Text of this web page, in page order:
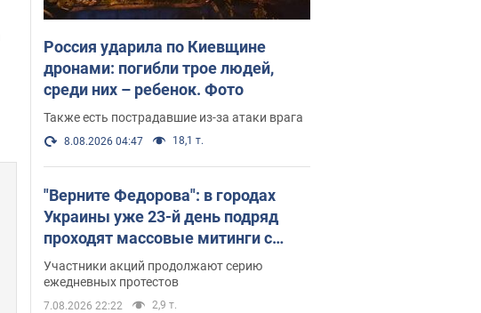
Россия ударила по Киевщине
дронами: погибли трое людей,
среди них – ребенок. Фото
Также есть пострадавшие из-за атаки врага
8.08.2026 04:47 18,1 т.
"Верните Федорова": в городах
Украины уже 23-й день подряд
проходят массовые митинги с
плакатами. Фото и видео
Участники акций продолжают серию
ежедневных протестов
7.08.2026 22:22 2,9 т.